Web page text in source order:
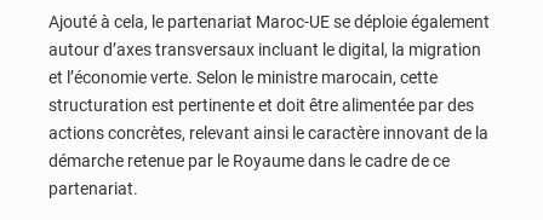
Ajouté à cela, le partenariat Maroc-UE se déploie également
autour d’axes transversaux incluant le digital, la migration
et l’économie verte. Selon le ministre marocain, cette
structuration est pertinente et doit être alimentée par des
actions concrètes, relevant ainsi le caractère innovant de la
démarche retenue par le Royaume dans le cadre de ce
partenariat.